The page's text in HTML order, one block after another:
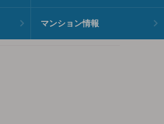
マンション情報